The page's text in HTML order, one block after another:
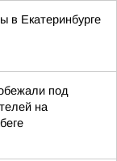
в Екатеринбурге
под
на